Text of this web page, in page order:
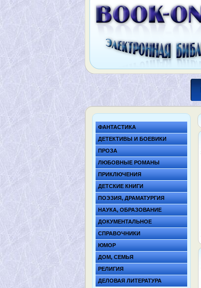
ФАНТАСТИКА
ДЕТЕКТИВЫ И БОЕВИКИ
ПРОЗА
ЛЮБОВНЫЕ РОМАНЫ
ПРИКЛЮЧЕНИЯ
ДЕТСКИЕ КНИГИ
ПОЭЗИЯ, ДРАМАТУРГИЯ
НАУКА, ОБРАЗОВАНИЕ
ДОКУМЕНТАЛЬНОЕ
СПРАВОЧНИКИ
ЮМОР
ДОМ, СЕМЬЯ
РЕЛИГИЯ
ДЕЛОВАЯ ЛИТЕРАТУРА